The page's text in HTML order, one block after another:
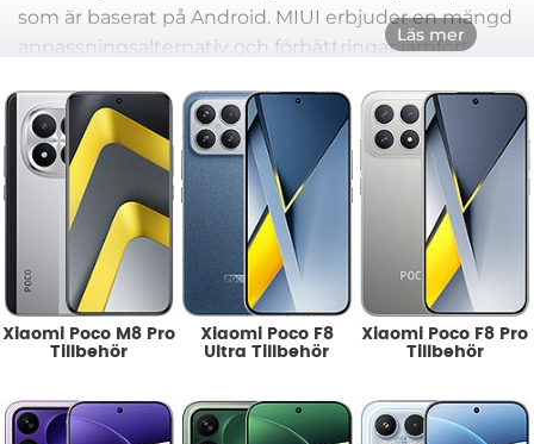
Läs mer
som är baserat på Android. MIUI erbjuder en mängd
anpassningsalternativ och förbättringar jämfört
Vi säljer billiga tillbehör till din Xiaomi från de bästa
varumärkerna som:SPIGEN ,BOOM OF
SWEDEN
COPTER GUESS IDEAL OF SWEDEN
WHITESTONE, SUPCASE,
Underkategorier
Xiaomi Poco M8 Pro
Tillbehör
Xiaomi Poco F8
Ultra Tillbehör
Xiaomi Poco F8 Pro
Tillbehör